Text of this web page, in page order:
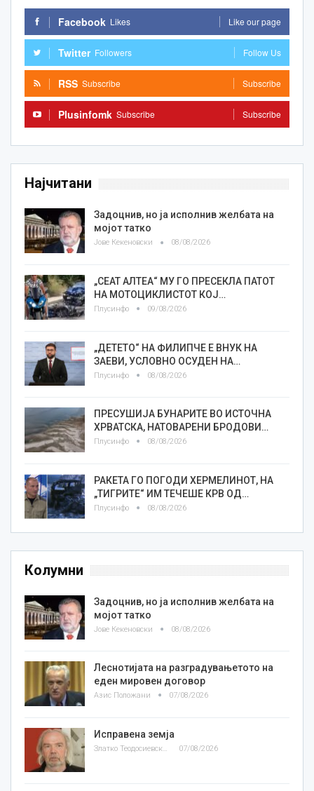
Facebook Likes Like our page
Twitter Followers Follow Us
RSS Subscribe Subscribe
Plusinfomk Subscribe Subscribe
Најчитани
Задоцнив, но ја исполнив желбата на
мојот татко
Јове Кекеновски 08/08/2026
„СЕАТ АЛТЕА“ МУ ГО ПРЕСЕКЛА ПАТОТ
НА МОТОЦИКЛИСТОТ КОЈ…
Плусинфо 09/08/2026
„ДЕТЕТО“ НА ФИЛИПЧЕ Е ВНУК НА
ЗАЕВИ, УСЛОВНО ОСУДЕН НА…
Плусинфо 08/08/2026
ПРЕСУШИЈА БУНАРИТЕ ВО ИСТОЧНА
ХРВАТСКА, НАТОВАРЕНИ БРОДОВИ…
Плусинфо 08/08/2026
РАКЕТА ГО ПОГОДИ ХЕРМЕЛИНОТ, НА
„ТИГРИТЕ“ ИМ ТЕЧЕШЕ КРВ ОД…
Плусинфо 08/08/2026
Колумни
Задоцнив, но ја исполнив желбата на
мојот татко
Јове Кекеновски 08/08/2026
Леснотијата на разградувањетото на
еден мировен договор
Азис Положани 07/08/2026
Исправена земја
Златко Теодосиевски 07/08/2026